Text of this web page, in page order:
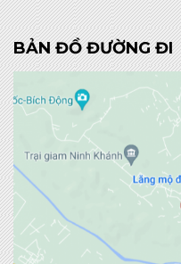
BẢN ĐỒ ĐƯỜNG ĐI